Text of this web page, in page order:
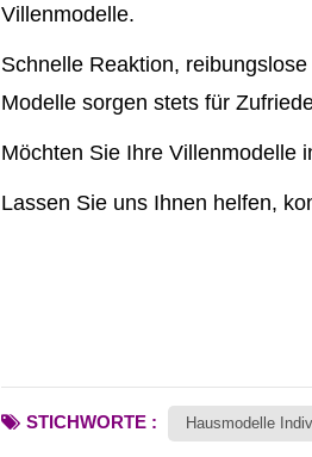
Villenmodelle.
Schnelle Reaktion,
Modelle sorgen stets für
Möchten Sie Ihre Villenmodelle
Lassen Sie uns Ihnen helfen,
STICHWORTE : Hausmodelle